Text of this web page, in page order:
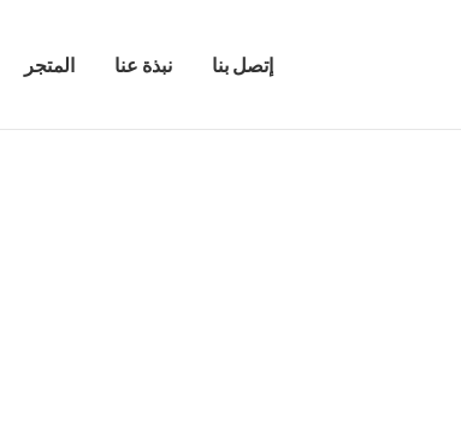
المتجر نبذة عنا إتصل بنا